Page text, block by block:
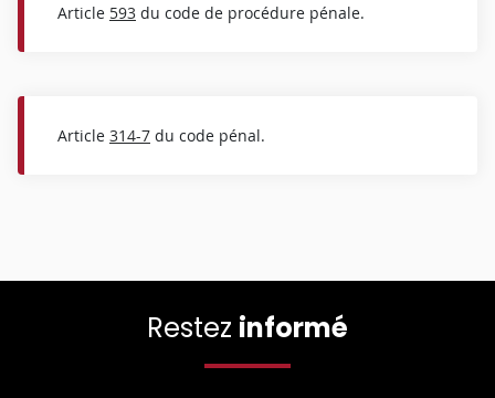
Article 593 du code de procédure pénale.
Article 314-7 du code pénal.
Restez informé